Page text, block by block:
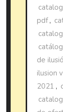
pdf,
de
ilusion
2021 ,